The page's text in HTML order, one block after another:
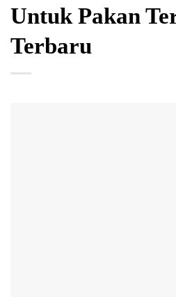
Untuk Pakan
Terbaru